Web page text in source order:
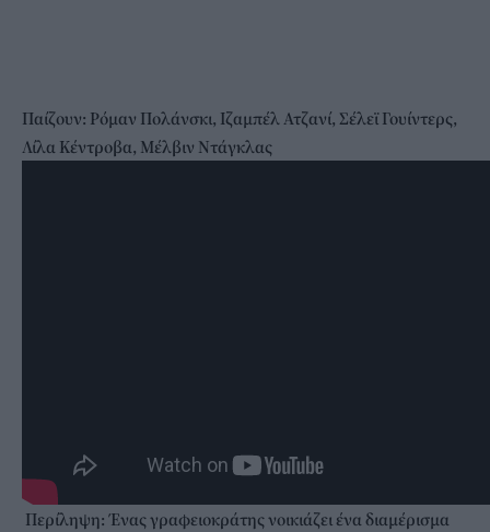
Παίζουν: Ρόμαν Πολάνσκι, Ιζαμπέλ Ατζανί, Σέλεϊ Γουίντερς,
Λίλα Κέντροβα, Μέλβιν Ντάγκλας
Περίληψη: Ένας γραφειοκράτης νοικιάζει ένα διαμέρισμα